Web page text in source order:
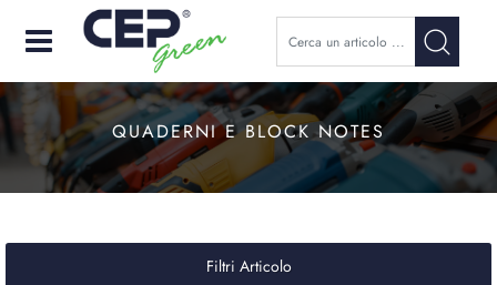
Open
QUADERNI E BLOCK NOTES
Filtri Articolo